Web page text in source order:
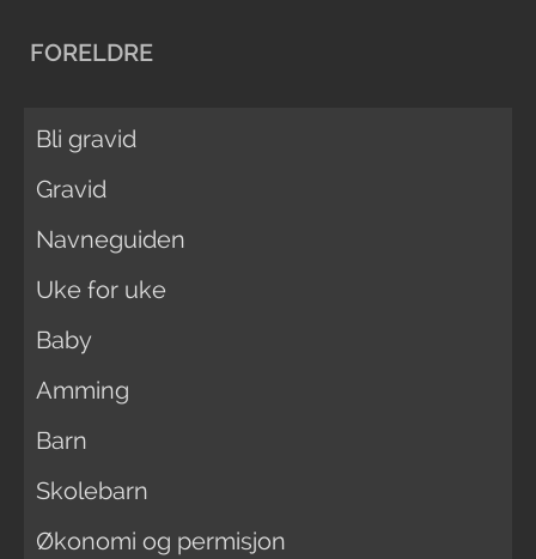
FORELDRE
Bli gravid
Gravid
Navneguiden
Uke for uke
Baby
Amming
Barn
Skolebarn
Økonomi og permisjon